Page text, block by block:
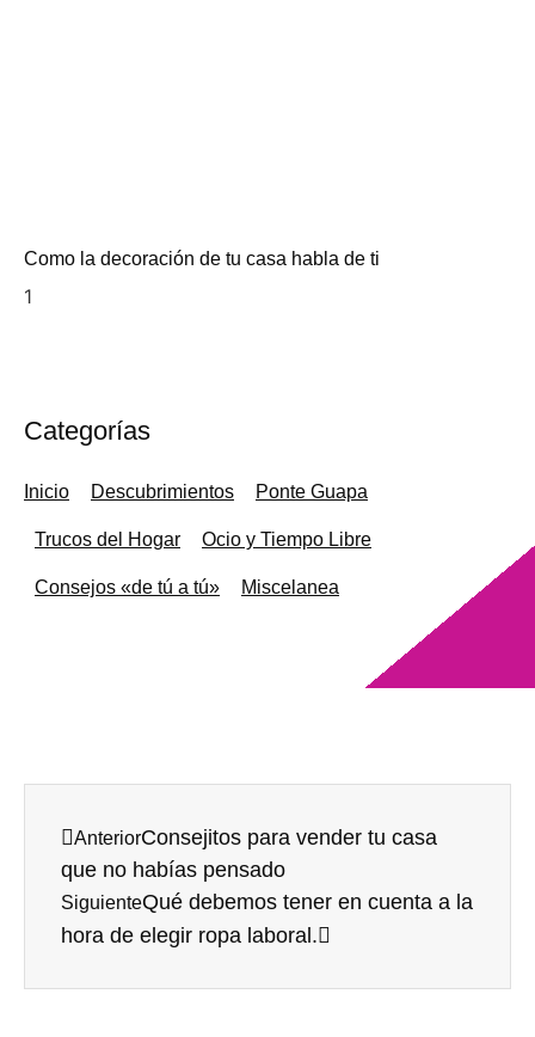
Como la decoración de tu casa habla de ti
Categorías
Inicio Descubrimientos Ponte Guapa
Trucos del Hogar Ocio y Tiempo Libre
Consejos «de tú a tú» Miscelanea
AnteriorConsejitos para vender tu casa
que no habías pensado
SiguienteQué debemos tener en cuenta a la
hora de elegir ropa laboral.